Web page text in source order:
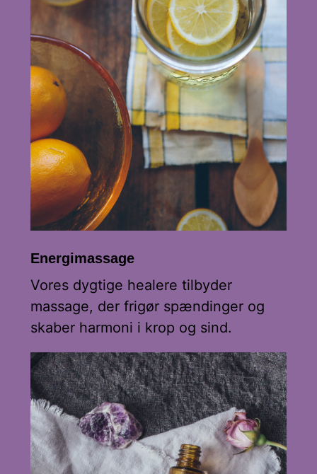
Energimassage
Vores dygtige healere tilbyder
massage, der frigør spændinger og
skaber harmoni i krop og sind.